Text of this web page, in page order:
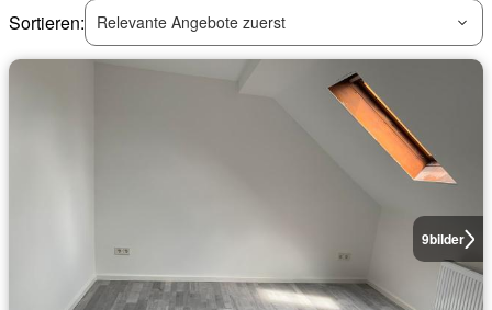
Sortieren:
Relevante Angebote zuerst
9bilder